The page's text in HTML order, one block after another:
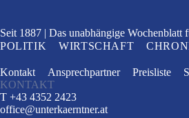
Seit 1887 Das unabhängige Wochenblatt
POLITIK
WIRTSCHAFT
Kontakt Ansprechpartner Preisliste
KONTAKT
T +43 4352 2423
office@unterkaerntner.at